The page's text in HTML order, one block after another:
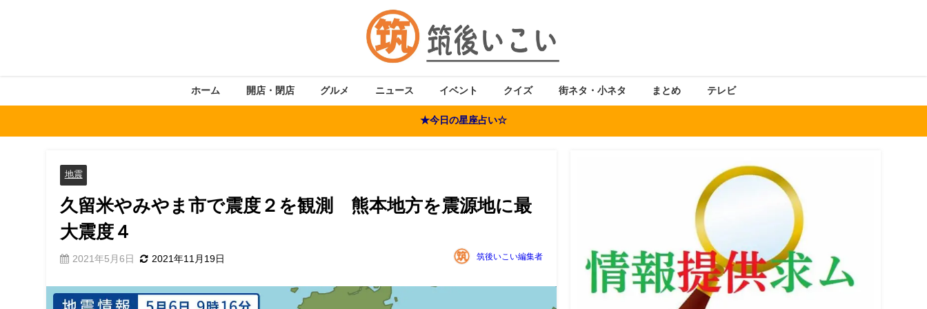
ホーム 開店・閉店 グルメ ニュース イベント クイズ 街ネタ・小ネタ まとめ テレビ
★今日の星座占い☆
地震
久留米やみやま市で震度２を観測 熊本地方を震源地に最
大震度４
2021年5月6日 2021年11月19日 筑後いこい編集者